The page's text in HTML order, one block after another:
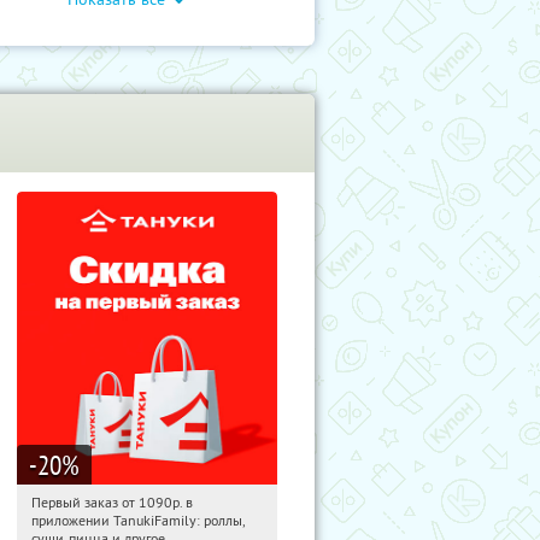
-20%
12:58:58 Получили:
Россия
Первый заказ от 1090р. в
приложении TanukiFamily: роллы,